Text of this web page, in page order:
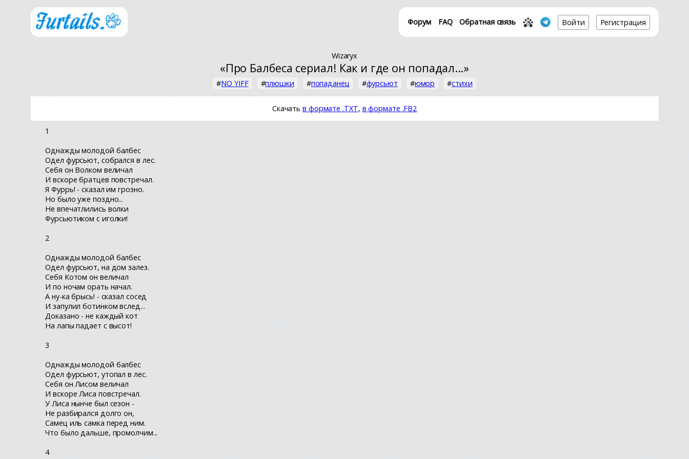
Форум FAQ Обратная связь Войти Регистрация
Wizaryx
«Про Балбеса сериал! Как и где он попадал...»
#NO YIFF #плюшки #попаданец #фурсьют #юмор #стихи
Скачатьв формате .TXT, в формате .FB2
1
Однажды молодой балбес
Одел фурсьют, собрался в лес.
Себя он Волком величал
И вскоре братцев повстречал.
Я Фуррь! - сказал им грозно.
Но было уже поздно...
Не впечатлились волки
Фурсьютиком с иголки!
2
Однажды молодой балбес
Одел фурсьют, на дом залез.
Себя Котом он величал
И по ночам орать начал.
А ну-ка брысь! - сказал сосед
И запулил ботинком вслед...
Доказано - не каждый кот
На лапы падает с высот!
3
Однажды молодой балбес
Одел фурсьют, утопал в лес.
Себя он Лисом величал
И вскоре Лиса повстречал.
У Лиса нынче был сезон -
Не разбирался долго он,
Самец иль самка перед ним.
Что было дальше, промолчим...
4